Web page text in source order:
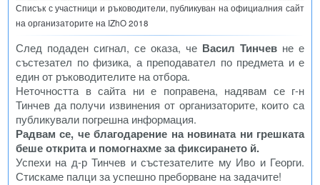
Списък с участници и ръководители, публикуван на официалния сайт
на организаторите на IZhO 2018
След подаден сигнал, се оказа, че Васил Тинчев не е
състезател по физика, а преподавател по предмета и е
един от ръководителите на отбора.
Неточността в сайта ни е поправена, надявам се г-н
Тинчев да получи извинения от организаторите, които са
публикували погрешна информация.
Радвам се, че благодарение на новината ни грешката
беше открита и помогнахме за фиксирането й.
Успехи на д-р Тинчев и състезателите му Иво и Георги.
Стискаме палци за успешно преборване на задачите!